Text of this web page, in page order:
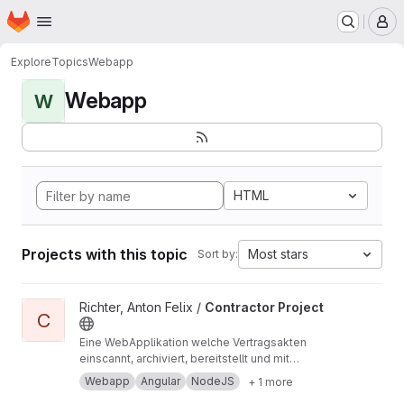
Skip to main content
Homepage
ExploreTopicsWebapp
W Webapp
HTML
Projects with this topic Sort by: Most stars
View Contractor Project project
C
Richter, Anton Felix / Contractor Project
Eine WebApplikation welche Vertragsakten
einscannt, archiviert, bereitstellt und mit
Geschäftslogik aufbereitet. Angular, Node.js,
Datenbank (JSon), HTML, SCSS, TypeScript
Webapp Angular NodeJS + 1 more